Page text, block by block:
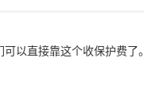
以直接靠这个收保护费了。